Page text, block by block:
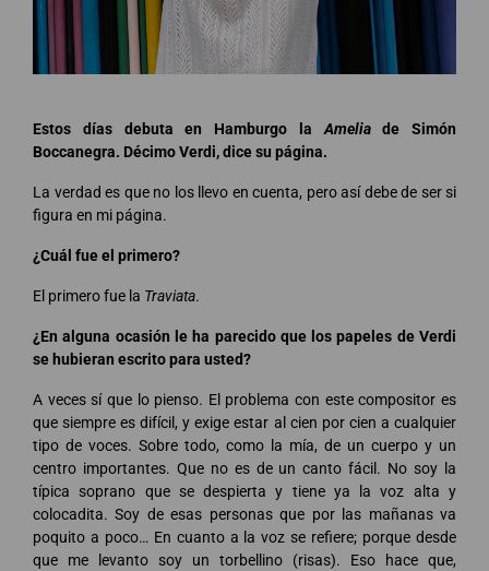
Estos días debuta en Hamburgo laAmeliade Simón
Boccanegra. Décimo Verdi, dice su página.
La verdad es que no los llevo en cuenta, pero así debe de ser si
figura en mi página.
¿Cuál fue el primero?
El primero fue la Traviata.
¿En alguna ocasión le ha parecido que los papeles de Verdi
se hubieran escrito para usted?
A veces sí que lo pienso. El problema con este compositor es
que siempre es difícil, y exige estar al cien por cien a cualquier
tipo de voces. Sobre todo, como la mía, de un cuerpo y un
centro importantes. Que no es de un canto fácil. No soy la
típica soprano que se despierta y tiene ya la voz alta y
colocadita. Soy de esas personas que por las mañanas va
poquito a poco… En cuanto a la voz se refiere; porque desde
que me levanto soy un torbellino (risas). Eso hace que,